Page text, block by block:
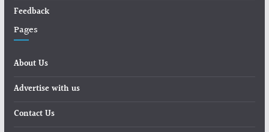
Feedback
Pages
About Us
Advertise with us
Contact Us